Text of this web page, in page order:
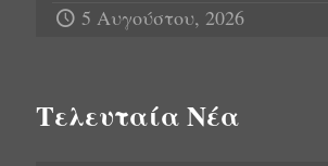
5 Αυγούστου, 2026
Τελευταία Νέα